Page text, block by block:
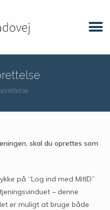
skal du oprettes som
på “Log ind med MitID”
– denne
er muligt at bruge både